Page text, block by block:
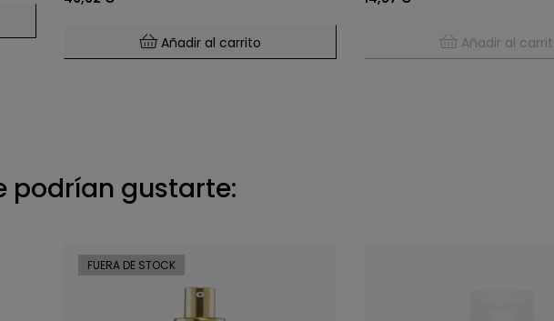
Añadir al carrito Añadir al
podrían gustarte:
FUERA DE STOCK